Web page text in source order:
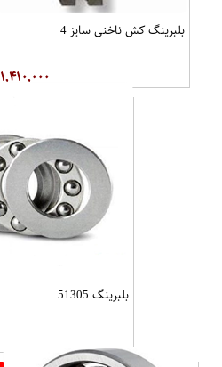
بلبرینگ کش ناخنی سایز 4
۱,۴۱۰,۰۰۰
بلبرینگ 51305